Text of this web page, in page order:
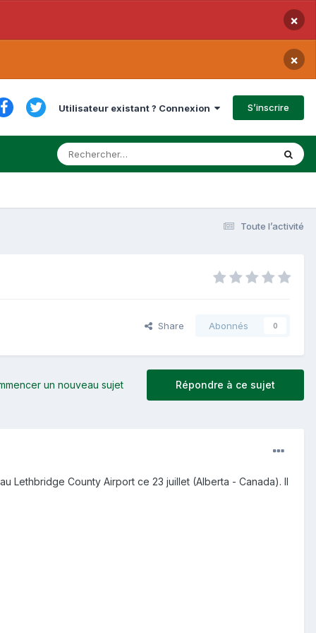
×
×
Utilisateur existant ? Connexion S’inscrire
Toute l’activité
Share Abonnés 0
Répondre à ce sujet
un nouveau sujet
Lethbridge County Airport ce 23 juillet (Alberta - Canada). Il